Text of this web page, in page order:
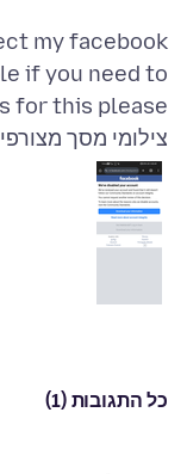
my facebook
if you need to
for this please
צילומי מסך
כל התגובות (1)